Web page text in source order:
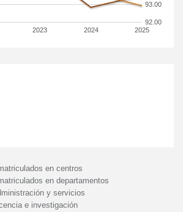
2023 2024 2025
92.00
93.00
en centros
en departamentos
y servicios
e investigación